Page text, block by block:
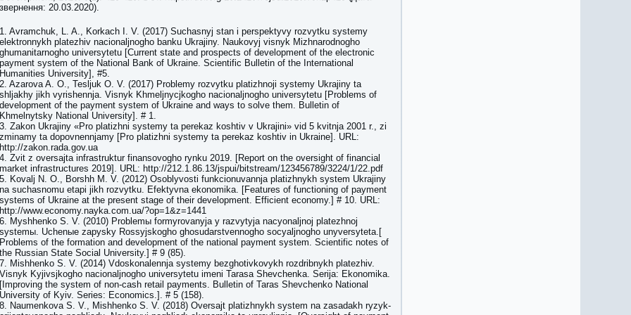
звернення: 20.03.2020).
1. Avramchuk, L. A., Korkach I. V. (2017) Suchasnyj stan i perspektyvy rozvytku systemy
elektronnykh platezhiv nacionaljnogho banku Ukrajiny. Naukovyj visnyk Mizhnarodnogho
ghumanitarnogho universytetu [Current state and prospects of development of the electronic
payment system of the National Bank of Ukraine. Scientific Bulletin of the International
Humanities University], #5.
2. Azarova A. O., Tesljuk O. V. (2017) Problemy rozvytku platizhnoji systemy Ukrajiny ta
shljakhy jikh vyrishennja. Visnyk Khmeljnycjkogho nacionaljnogho universytetu [Problems of
development of the payment system of Ukraine and ways to solve them. Bulletin of
Khmelnytsky National University]. # 1.
3. Zakon Ukrajiny «Pro platizhni systemy ta perekaz koshtiv v Ukrajini» vid 5 kvitnja 2001 r., zi
zminamy ta dopovnennjamy [Pro platizhni systemy ta perekaz koshtiv in Ukraine]. URL:
http://zakon.rada.gov.ua
4. Zvit z oversajta infrastruktur finansovogho rynku 2019. [Report on the oversight of financial
market infrastructures 2019]. URL: http://212.1.86.13/jspui/bitstream/123456789/3224/1/22.pdf
5. Kovalj N. O., Borshh M. V. (2012) Osoblyvosti funkcionuvannja platizhnykh system Ukrajiny
na suchasnomu etapi jikh rozvytku. Efektyvna ekonomika. [Features of functioning of payment
systems of Ukraine at the present stage of their development. Efficient economy.] # 10. URL:
http://www.economy.nayka.com.ua/?op=1&z=1441
6. Myshhenko S. V. (2010) Problemы formyrovanyja y razvytyja nacyonaljnoj platezhnoj
systemы. Uchenыe zapysky Rossyjskogho ghosudarstvennogho socyaljnogho unyversyteta.[
Problems of the formation and development of the national payment system. Scientific notes of
the Russian State Social University.] # 9 (85).
7. Mishhenko S. V. (2014) Vdoskonalennja systemy bezghotivkovykh rozdribnykh platezhiv.
Visnyk Kyjivsjkogho nacionaljnogho universytetu imeni Tarasa Shevchenka. Serija: Ekonomika.
[Improving the system of non-cash retail payments. Bulletin of Taras Shevchenko National
University of Kyiv. Series: Economics.]. # 5 (158).
8. Naumenkova S. V., Mishhenko S. V. (2018) Oversajt platizhnykh system na zasadakh ryzyk-